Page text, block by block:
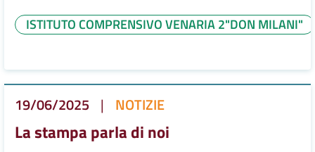
ISTITUTO COMPRENSIVO VENARIA 2"DON MILANI"
19/06/2025 | NOTIZIE
La stampa parla di noi